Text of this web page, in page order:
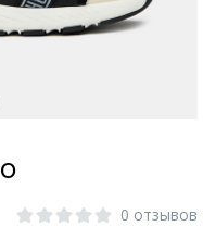
город
0 отзывов